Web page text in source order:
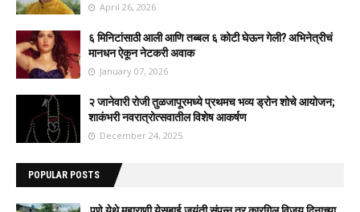
April 26, 2026
६ मिनिटांसाठी आली आणि तब्बल ६ कोटी घेऊन गेली? अभिनेत्रीचं
मानधन ऐकून नेटकरी अवाक
January 07, 2026
२ जानेवारी रोजी तुळजापूरमध्ये प्रथमच भव्य ड्रोन शोचे आयोजन;
शाकंभरी नवरात्रोत्सवातील विशेष आकर्षण
December 24, 2025
POPULAR POSTS